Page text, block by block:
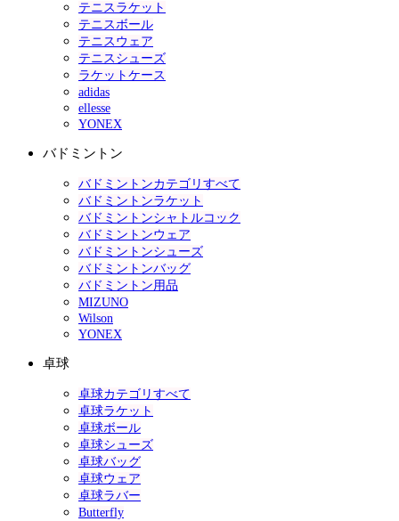
テニスラケット
テニスボール
テニスウェア
テニスシューズ
ラケットケース
adidas
ellesse
YONEX
バドミントン
バドミントンカテゴリすべて
バドミントンラケット
バドミントンシャトルコック
バドミントンウェア
バドミントンシューズ
バドミントンバッグ
バドミントン用品
MIZUNO
Wilson
YONEX
卓球
卓球カテゴリすべて
卓球ラケット
卓球ボール
卓球シューズ
卓球バッグ
卓球ウェア
卓球ラバー
Butterfly